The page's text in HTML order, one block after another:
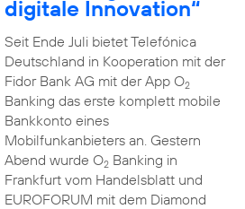
digitale Innovation“
Seit Ende Juli bietet Telefónica
Deutschland in Kooperation mit der
Fidor Bank AG mit der App O2
Banking das erste komplett mobile
Bankkonto eines
Mobilfunkanbieters an. Gestern
Abend wurde O2Banking in
Frankfurt vom Handelsblatt und
EUROFORUM mit dem Diamond